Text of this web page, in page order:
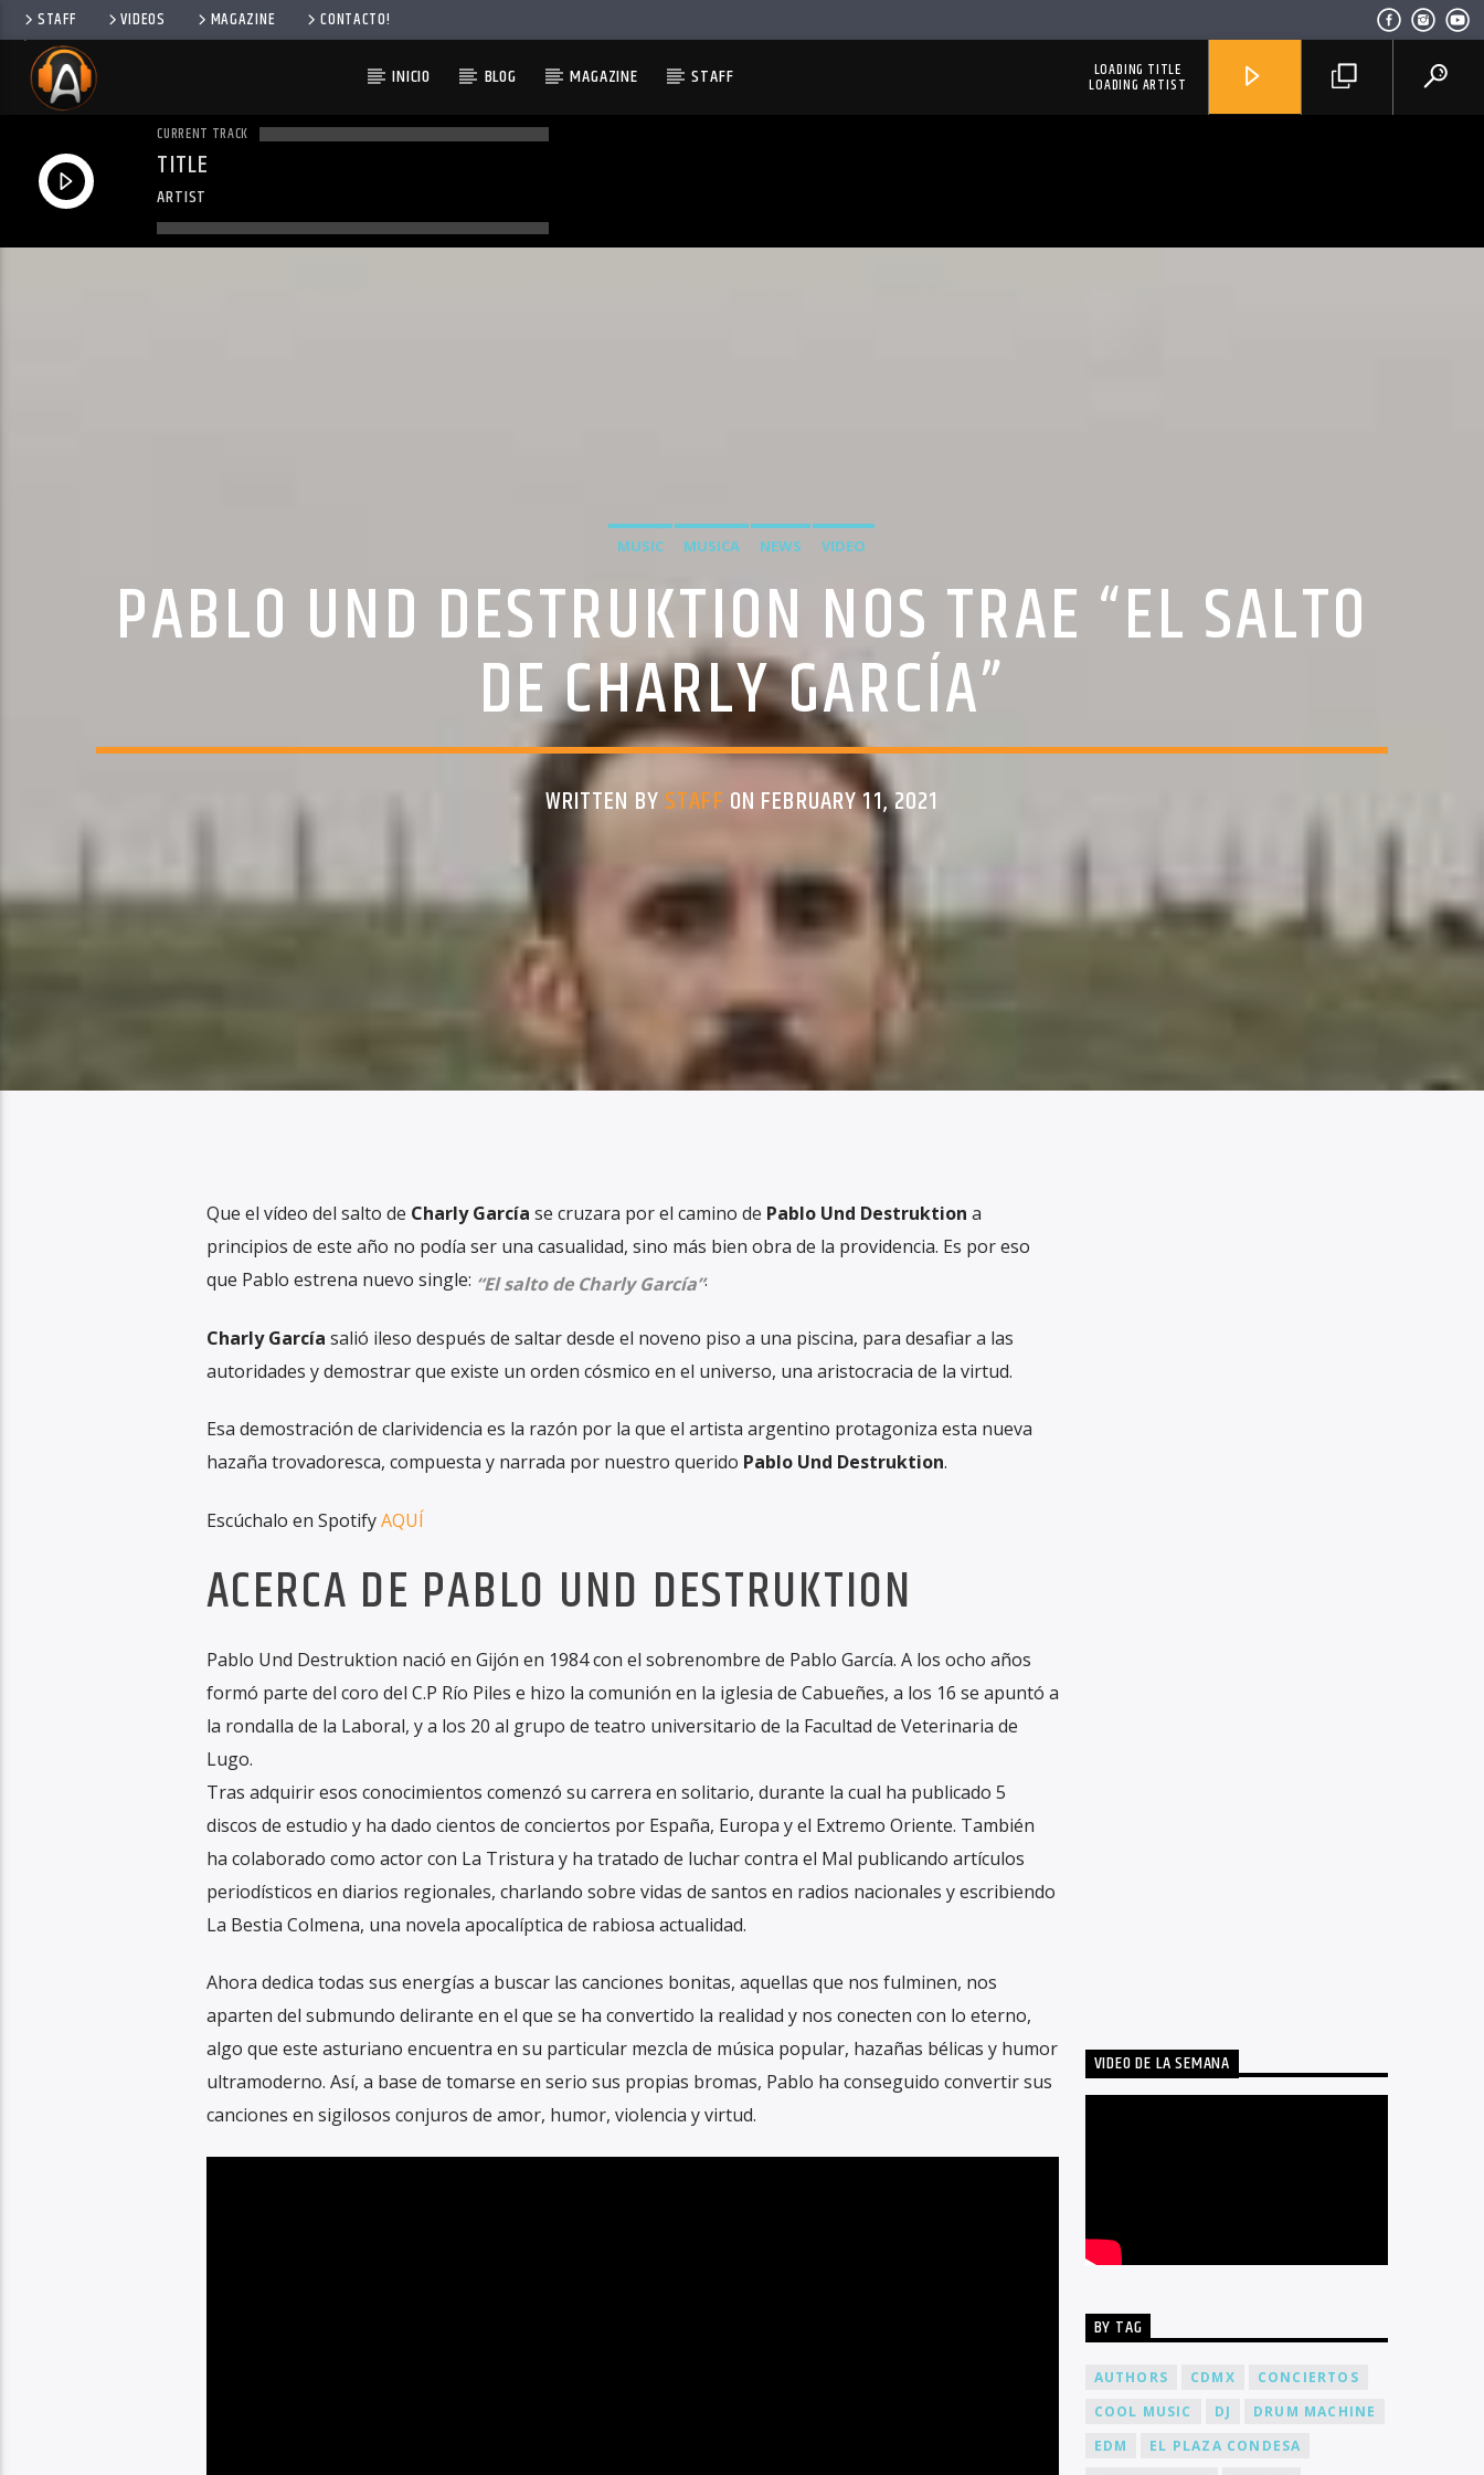
STAFF VIDEOS MAGAZINE CONTACTO!
INICIO BLOG MAGAZINE STAFF LOADING TITLE
LOADING ARTIST
CURRENT TRACK
TITLE
ARTIST
MUSIC MUSICA NEWS VIDEO
PABLO UND DESTRUKTION NOS TRAE “EL SALTO
DE CHARLY GARCÍA”
WRITTEN BY STAFF ON FEBRUARY 11, 2021
Que el vídeo del salto de Charly García se cruzara por el camino de Pablo Und Destruktion a
principios de este año no podía ser una casualidad, sino más bien obra de la providencia. Es por eso
que Pablo estrena nuevo single: “El salto de Charly García”.
Charly García salió ileso después de saltar desde el noveno piso a una piscina, para desafiar a las
autoridades y demostrar que existe un orden cósmico en el universo, una aristocracia de la virtud.
Esa demostración de clarividencia es la razón por la que el artista argentino protagoniza esta nueva
hazaña trovadoresca, compuesta y narrada por nuestro querido Pablo Und Destruktion.
Escúchalo en SpotifyAQUÍ
ACERCA DE PABLO UND DESTRUKTION
Pablo Und Destruktion nació en Gijón en 1984 con el sobrenombre de Pablo García. A los ocho años
formó parte del coro del C.P Río Piles e hizo la comunión en la iglesia de Cabueñes, a los 16 se apuntó a
la rondalla de la Laboral, y a los 20 al grupo de teatro universitario de la Facultad de Veterinaria de
Lugo.
Tras adquirir esos conocimientos comenzó su carrera en solitario, durante la cual ha publicado 5
discos de estudio y ha dado cientos de conciertos por España, Europa y el Extremo Oriente. También
ha colaborado como actor con La Tristura y ha tratado de luchar contra el Mal publicando artículos
periodísticos en diarios regionales, charlando sobre vidas de santos en radios nacionales y escribiendo
La Bestia Colmena, una novela apocalíptica de rabiosa actualidad.
Ahora dedica todas sus energías a buscar las canciones bonitas, aquellas que nos fulminen, nos
aparten del submundo delirante en el que se ha convertido la realidad y nos conecten con lo eterno,
algo que este asturiano encuentra en su particular mezcla de música popular, hazañas bélicas y humor
ultramoderno. Así, a base de tomarse en serio sus propias bromas, Pablo ha conseguido convertir sus
canciones en sigilosos conjuros de amor, humor, violencia y virtud.
VIDEO DE LA SEMANA
BY TAG
AUTHORS CDMX
CONCIERTOS
COOL MUSIC
DJ
DRUM MACHINE
EDM
EL PLAZA CONDESA